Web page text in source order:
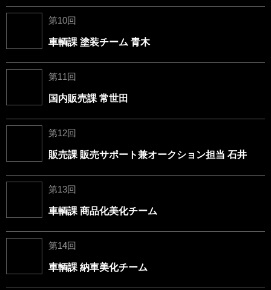
第10回
車輌課 塗装チーム 青木
第11回
国内販売課 常世田
第12回
販売課 販売サポート兼オークション担当 石井
第13回
車輌課 商品化美化チーム
第14回
車輌課 納車美化チーム